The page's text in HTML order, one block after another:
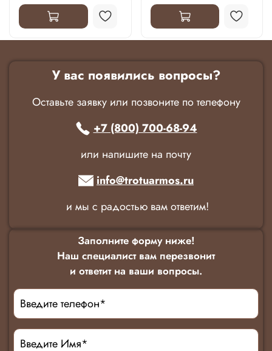
У вас появились вопросы?
Оставьте заявку или позвоните по телефону
+7 (800) 700-68-94
или напишите на почту
info@trotuarmos.ru
и мы с радостью вам ответим!
Заполните форму ниже!
Наш специалист вам перезвонит
и ответит на ваши вопросы.